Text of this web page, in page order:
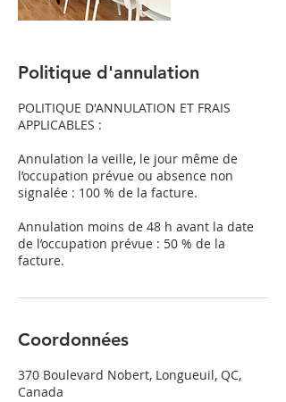
Politique d'annulation
POLITIQUE D'ANNULATION ET FRAIS
APPLICABLES :
Annulation la veille, le jour même de
l’occupation prévue ou absence non
signalée : 100 % de la facture.
Annulation moins de 48 h avant la date
de l’occupation prévue : 50 % de la
facture.
Coordonnées
370 Boulevard Nobert, Longueuil, QC,
Canada